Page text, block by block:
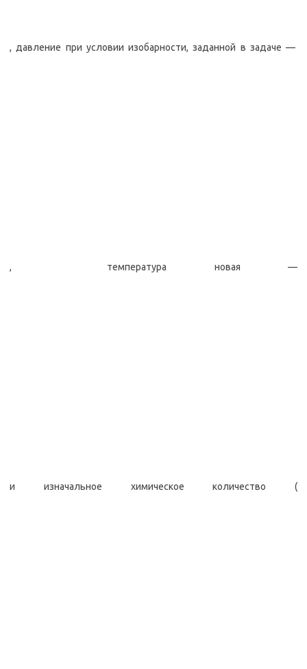
, давление при условии изобарности, заданной в задаче —
, температура новая —
и изначальное химическое количество (